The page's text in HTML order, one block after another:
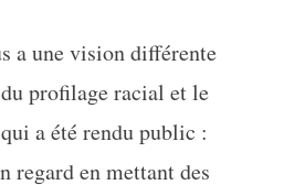
a une vision différente
profilage racial et le
a été rendu public :
regard en mettant des